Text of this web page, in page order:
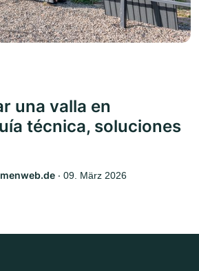
una valla en
técnica, soluciones
‧ 09. März 2026